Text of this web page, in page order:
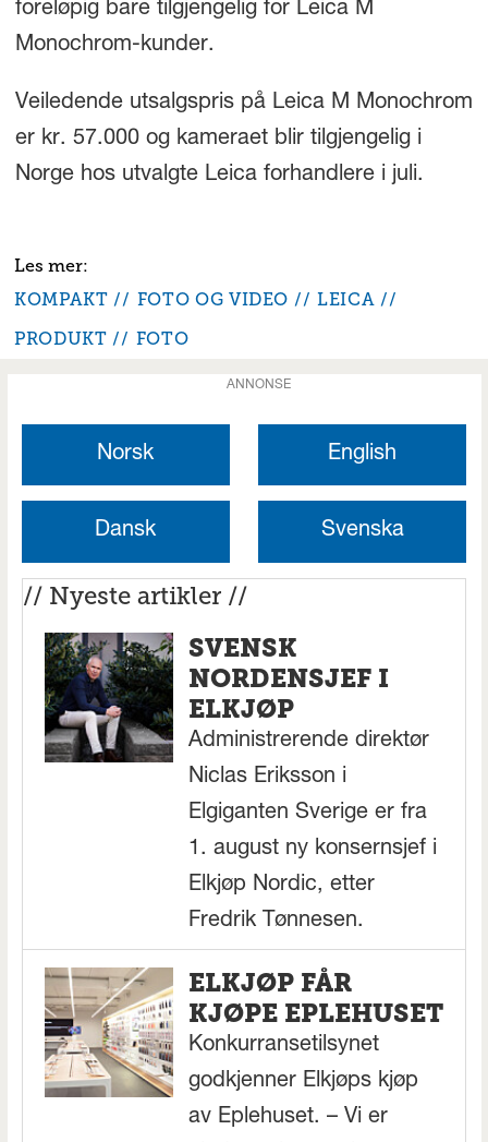
foreløpig bare tilgjengelig for Leica M
Monochrom-kunder.
Veiledende utsalgspris på Leica M Monochrom
er kr. 57.000 og kameraet blir tilgjengelig i
Norge hos utvalgte Leica forhandlere i juli.
KOMPAKT FOTO OG VIDEO
LEICA
PRODUKT
FOTO
ANNONSE
Norsk English
Dansk Svenska
// Nyeste artikler //
SVENSK
NORDENSJEF I
ELKJØP
Administrerende direktør
Niclas Eriksson i
Elgiganten Sverige er fra
1. august ny konsernsjef i
Elkjøp Nordic, etter
Fredrik Tønnesen.
ELKJØP FÅR
KJØPE EPLEHUSET
Konkurransetilsynet
godkjenner Elkjøps kjøp
av Eplehuset. – Vi er